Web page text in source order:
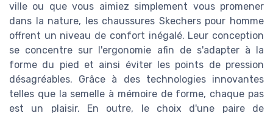
ville ou que vous aimiez simplement vous promener
dans la nature, les chaussures Skechers pour homme
offrent un niveau de confort inégalé. Leur conception
se concentre sur l'ergonomie afin de s'adapter à la
forme du pied et ainsi éviter les points de pression
désagréables. Grâce à des technologies innovantes
telles que la semelle à mémoire de forme, chaque pas
est un plaisir. En outre, le choix d'une paire de